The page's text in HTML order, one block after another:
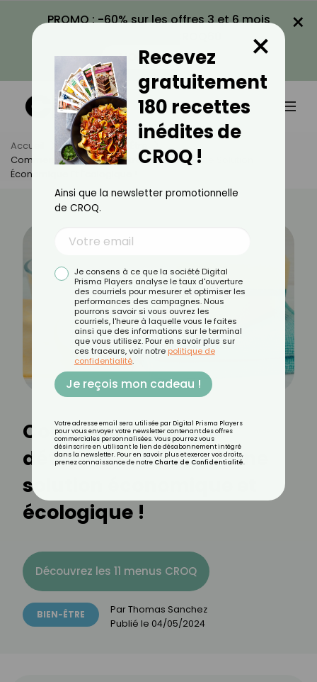
PROMO : -60% sur les offres 3 et 6 mois
VOIR LA PROMO
×
Accueil Actus
Bien-Être
Comment Faire Son Détartrant Maison ? Une Solution
Économique Et Écologique !
Comment faire son
détartrant maison ? Une
solution économique et
écologique !
Découvrez les 11 menus CROQ
BIEN-ÊTRE ParThomas Sanchez
Publié le 04/05/2024
Recevez
gratuitement
180 recettes
inédites de
CROQ !
×
Ainsi que la newsletter promotionnelle
de CROQ.
Je consens à ce que la société Digital
Prisma Players analyse le taux d'ouverture
des courriels pour mesurer et optimiser les
performances des campagnes. Nous
pourrons savoir si vous ouvrez les
courriels, l'heure à laquelle vous le faites
ainsi que des informations sur le terminal
que vous utilisez. Pour en savoir plus sur
ces traceurs, voir notre politique de
confidentialité.
Je reçois mon cadeau !
Votre adresse email sera utilisée par Digital Prisma Players
pour vous envoyer votre newsletter contenant des offres
commerciales personnalisées. Vous pourrez vous
désinscrire en utilisant le lien de désabonnement intégré
dans la newsletter. Pour en savoir plus et exercer vos droits,
prenez connaissance de notre Charte de Confidentialité.